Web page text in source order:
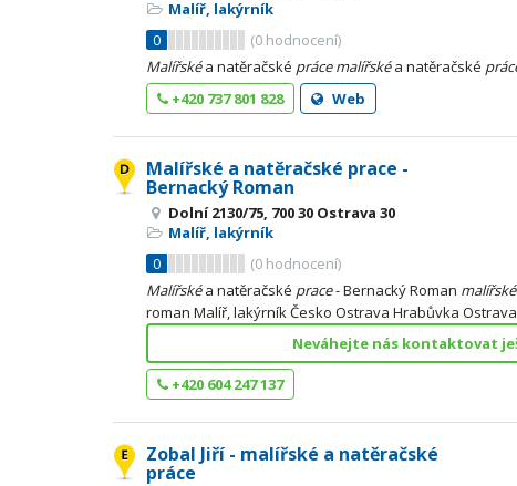
Malíř, lakýrník
0
(0 hodnocení)
Malířskéa natěračské práce malířskéa natěračské
+420 737 801 828
Web
Malířské a natěračské prace -
Bernacký Roman
Dolní 2130/75, 700 30 Ostrava 30
Malíř, lakýrník
0
(0 hodnocení)
Malířskéa natěračské prace- Bernacký Roman malířské
roman Malíř, lakýrník Česko Ostrava Hrabůvka
Neváhejte nás kontaktovat
+420 604 247 137
Zobal Jiří - malířské a natěračské
práce